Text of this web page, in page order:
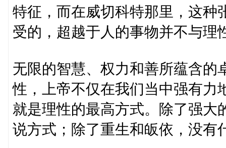
特征，而在威切科特那里，这种
受的，超越于人的事物并不与理
无限的智慧、权力和善所蕴含的
性，上帝不仅在我们当中强有力
就是理性的最高方式。除了强大
说方式；除了重生和皈依，没有